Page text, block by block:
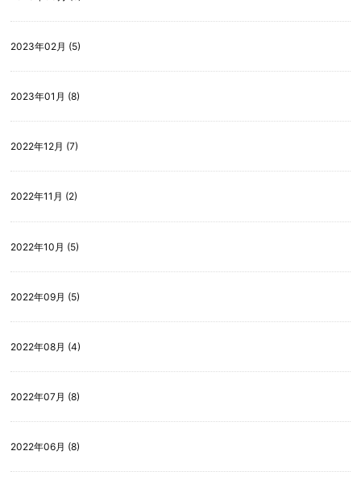
2023年02月 (5)
2023年01月 (8)
2022年12月 (7)
2022年11月 (2)
2022年10月 (5)
2022年09月 (5)
2022年08月 (4)
2022年07月 (8)
2022年06月 (8)